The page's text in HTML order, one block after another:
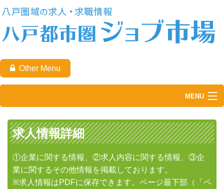
Other Menu
MENU
TOP
求職者の方
企業の方
八戸都市圏ジョブ市場について
求人情報詳細
①企業に関する情報、②求人内容に関する情報、③企
業に関するその他情報を掲載しております。
※求人情報はPDFに保存できます。ページ最下部（「ペ